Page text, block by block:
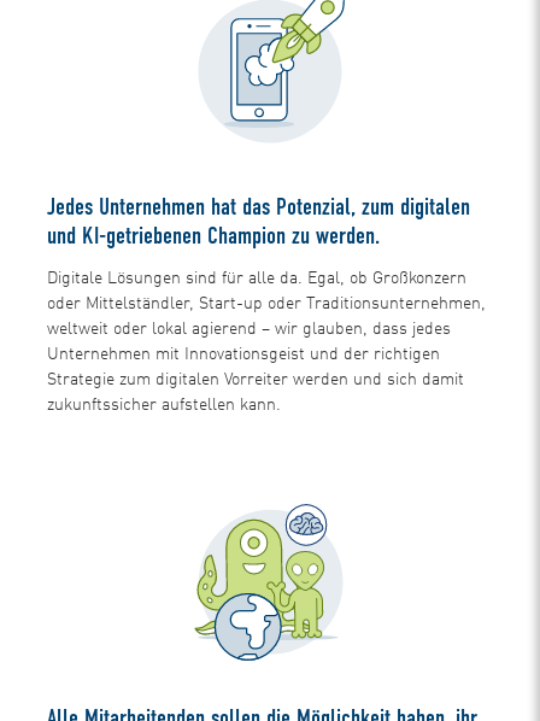
Jedes Unternehmen hat das Potenzial, zum digitalen
und KI-getriebenen Champion zu werden.
Digitale Lösungen sind für alle da. Egal, ob Großkonzern
oder Mittelständler, Start-up oder Traditionsunternehmen,
weltweit oder lokal agierend – wir glauben, dass jedes
Unternehmen mit Innovationsgeist und der richtigen
Strategie zum digitalen Vorreiter werden und sich damit
zukunftssicher aufstellen kann.